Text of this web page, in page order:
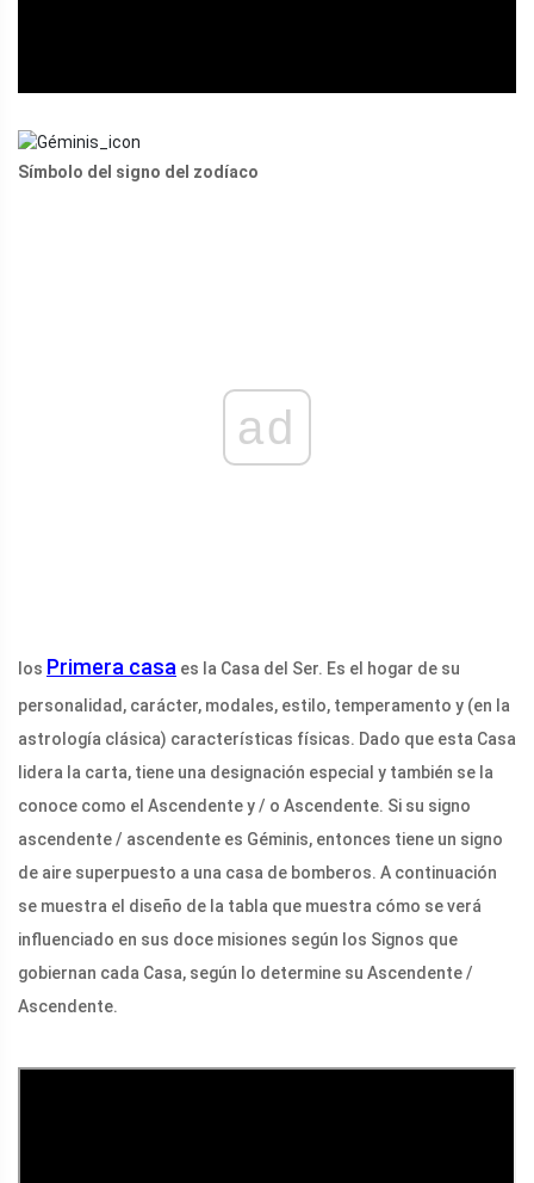
Símbolo del signo del zodíaco
ad
los Primera casa es la Casa del Ser. Es el hogar de su
personalidad, carácter, modales, estilo, temperamento y (en la
astrología clásica) características físicas. Dado que esta Casa
lidera la carta, tiene una designación especial y también se la
conoce como el Ascendente y / o Ascendente. Si su signo
ascendente / ascendente es Géminis, entonces tiene un signo
de aire superpuesto a una casa de bomberos. A continuación
se muestra el diseño de la tabla que muestra cómo se verá
influenciado en sus doce misiones según los Signos que
gobiernan cada Casa, según lo determine su Ascendente /
Ascendente.